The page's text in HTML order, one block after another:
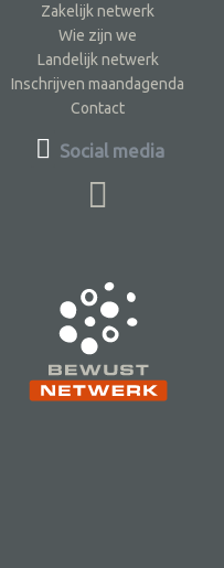
Zakelijk netwerk
Wie zijn we
Landelijk netwerk
Inschrijven maandagenda
Contact
Social media